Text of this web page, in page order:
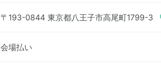
〒193-0844 東京都八王子市高尾町1799-3
会場払い